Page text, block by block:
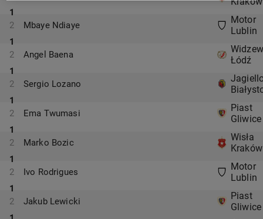
1
2
Mbaye Ndiaye
Motor
Lublin
1
2
Angel Baena
Widzew
Łódź
1
2
Sergio Lozano
1
2
Ema Twumasi
Piast
Gliwice
1
2
Marko Bozic
Wisła
Kraków
1
2
Ivo Rodrigues
Motor
Lublin
1
2
Jakub Lewicki
Piast
Gliwice